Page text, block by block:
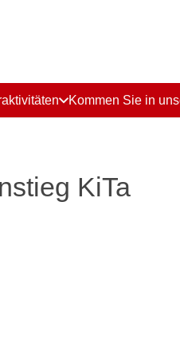
Kommen Sie in
KiTa